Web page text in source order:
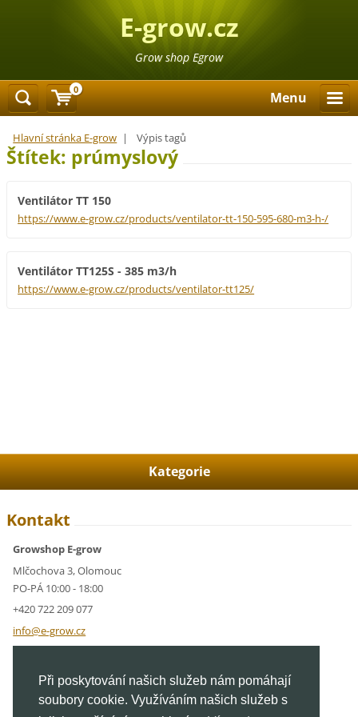
Při poskytování našich služeb nám pomáhají
soubory cookie. Využíváním našich služeb s
E-grow.cz
Grow shop Egrow
Menu
Hlavní stránka E-grow | Výpis tagů
Štítek: prúmyslový
Ventilátor TT 150
https://www.e-grow.cz/products/ventilator-tt-150-595-680-m3-h-/
Ventilátor TT125S - 385 m3/h
https://www.e-grow.cz/products/ventilator-tt125/
Kategorie
Kontakt
Growshop E-grow
Mlčochova 3, Olomouc
PO-PÁ 10:00 - 18:00
+420 722 209 077
info@e-grow.cz
IČ: 05928591
DIČ: CZ05928591
0